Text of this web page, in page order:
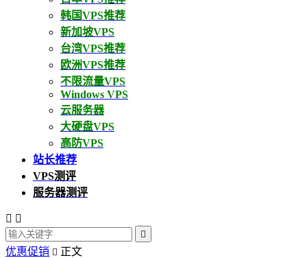
韩国VPS推荐
新加坡VPS
台湾VPS推荐
欧洲VPS推荐
不限流量VPS
Windows VPS
云服务器
大硬盘VPS
高防VPS
站长推荐
VPS测评
服务器测评
 

优惠促销  正文